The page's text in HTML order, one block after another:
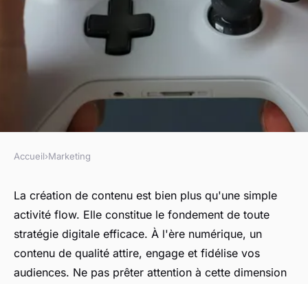
Création de contenu : pilier de
la stratégie digitale
Logan•9 octobre 2024•8 min de lecture
Accueil›Marketing
La création de contenu est bien plus qu'une simple
activité flow. Elle constitue le fondement de toute
stratégie digitale efficace. À l'ère numérique, un
contenu de qualité attire, engage et fidélise vos
audiences. Ne pas prêter attention à cette dimension